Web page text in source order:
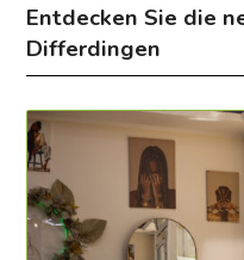
Entdecken Sie die
Differdingen